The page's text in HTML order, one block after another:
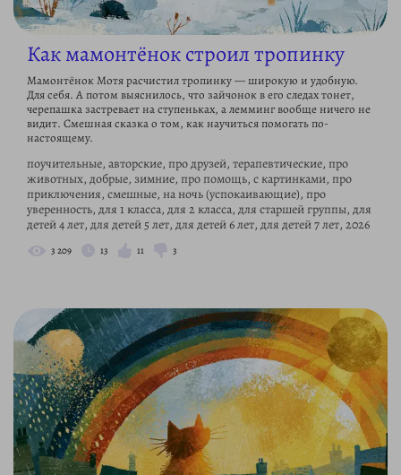
Как мамонтёнок строил тропинку
Мамонтёнок Мотя расчистил тропинку — широкую и удобную.
Для себя. А потом выяснилось, что зайчонок в его следах тонет,
черепашка застревает на ступеньках, а лемминг вообще ничего не
видит. Смешная сказка о том, как научиться помогать по-
настоящему.
поучительные, авторские, про друзей, терапевтические, про
животных, добрые, зимние, про помощь, с картинками, про
приключения, смешные, на ночь (успокаивающие), про
уверенность, для 1 класса, для 2 класса, для старшей группы, для
детей 4 лет, для детей 5 лет, для детей 6 лет, для детей 7 лет, 2026
3 209 13 11 3